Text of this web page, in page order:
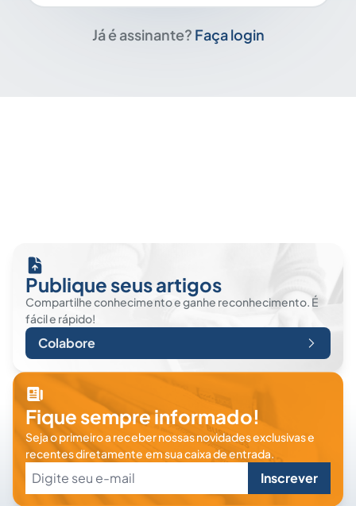
Já é assinante? Faça login
Publique seus artigos
Compartilhe conhecimento e ganhe reconhecimento. É
fácil e rápido!
Colabore
Fique sempre informado!
Seja o primeiro a receber nossas novidades exclusivas e
recentes diretamente em sua caixa de entrada.
Inscrever